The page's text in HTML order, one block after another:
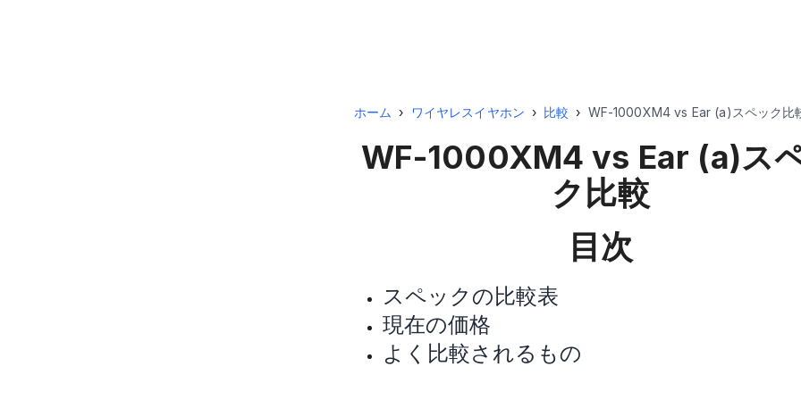
ホーム › ワイヤレスイヤホン › 比較 › WF-1000XM4 vs Ear (a)スペック比
WF-1000XM4 vs Ear (a)ス
ク比較
目次
スペックの比較表
現在の価格
よく比較されるもの